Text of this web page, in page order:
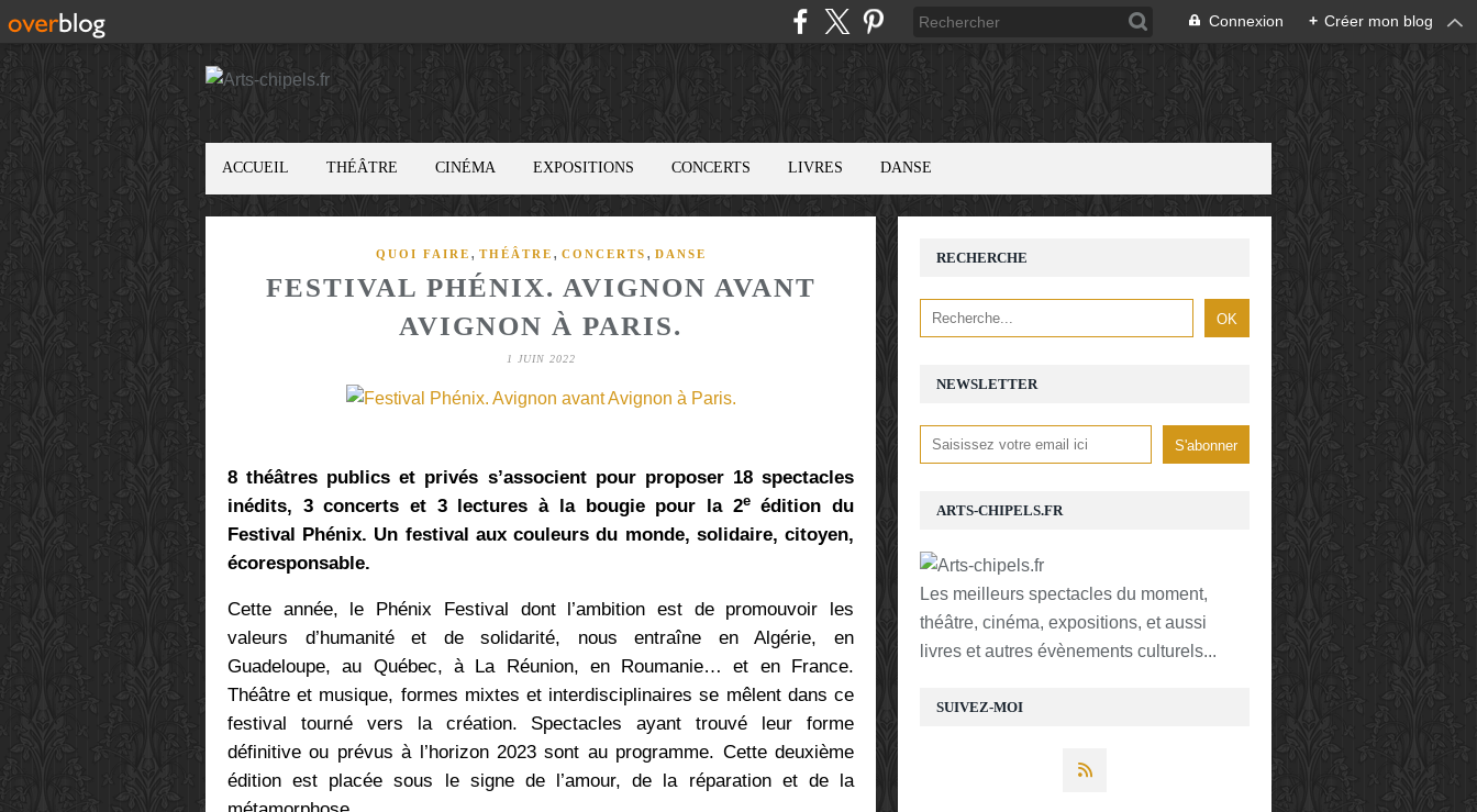
Connexion + Créer mon blog
ACCUEIL THÉÂTRE CINÉMA EXPOSITIONS CONCERTS LIVRES DANSE
QUOI FAIRE , THÉÂTRE , CONCERTS , DANSE
FESTIVAL PHÉNIX. AVIGNON AVANT
AVIGNON À PARIS.
1 JUIN 2022
8 théâtres publics et privés s’associent pour proposer 18 spectacles
inédits, 3 concerts et 3 lectures à la bougie pour la 2eédition du
Festival Phénix. Un festival aux couleurs du monde, solidaire, citoyen,
écoresponsable.
Cette année, le Phénix Festival dont l’ambition est de promouvoir les
valeurs d’humanité et de solidarité, nous entraîne en Algérie, en
Guadeloupe, au Québec, à La Réunion, en Roumanie… et en France.
Théâtre et musique, formes mixtes et interdisciplinaires se mêlent dans ce
festival tourné vers la création. Spectacles ayant trouvé leur forme
définitive ou prévus à l’horizon 2023 sont au programme. Cette deuxième
édition est placée sous le signe de l’amour, de la réparation et de la
NEWSLETTER
SUIVEZ-MOI
RECHERCHE
ARTS-CHIPELS.FR
Les meilleurs spectacles du moment,
théâtre, cinéma, expositions, et aussi
livres et autres évènements culturels...